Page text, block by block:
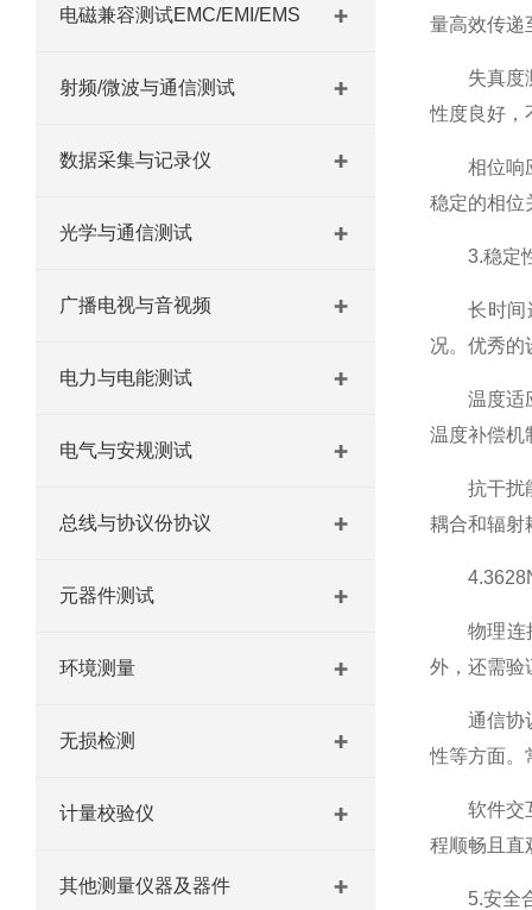
电磁兼容测试EMC/EMI/EMS
射频/微波与通信测试
数据采集与记录仪
光学与通信测试
广播电视与音视频
电力与电能测试
电气与安规测试
总线与协议份协议
元器件测试
环境测量
无损检测
计量校验仪
其他测量仪器及器件
量高效传递
失真度测
性度良好，
相位响应
稳定的相位
3.稳定性
长时间连
况。优秀的
温度适应
温度补偿机
抗干扰能
耦合和辐射
物理连接
外，还需验
通信协议
性等方面。
软件交互
程顺畅且直
5.安全合